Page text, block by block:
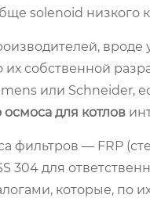
solenoid низкого
собственной
или Schneider,
осмоса для котлов
фильтров — FRP
304 для
которые, по